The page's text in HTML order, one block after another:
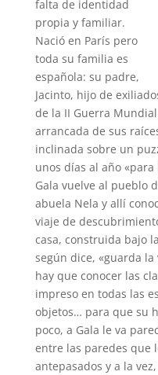
falta de identidad
propia y familiar.
Nació en París pero
toda su familia es
española: su padre,
Jacinto, hijo de
de la II Guerra
arrancada de sus
inclinada sobre un
unos días al año
Gala vuelve al pueblo
abuela Nela y allí
viaje de
casa, construida bajo
según dice, «guarda
hay que conocer las
impreso en todas las
objetos… para que su
poco, a Gala le va
entre las paredes que
antepasados y a la